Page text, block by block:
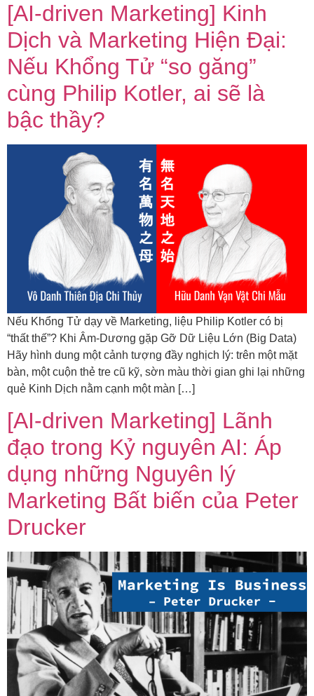
[AI-driven Marketing] Kinh
Dịch và Marketing Hiện Đại:
Nếu Khổng Tử “so găng”
cùng Philip Kotler, ai sẽ là
bậc thầy?
Nếu Khổng Tử dạy về Marketing, liệu Philip Kotler có bị
“thất thế”? Khi Âm-Dương gặp Gỡ Dữ Liệu Lớn (Big Data)
Hãy hình dung một cảnh tượng đầy nghịch lý: trên một mặt
bàn, một cuộn thẻ tre cũ kỹ, sờn màu thời gian ghi lại những
quẻ Kinh Dịch nằm cạnh một màn […]
[AI-driven Marketing] Lãnh
đạo trong Kỷ nguyên AI: Áp
dụng những Nguyên lý
Marketing Bất biến của Peter
Drucker